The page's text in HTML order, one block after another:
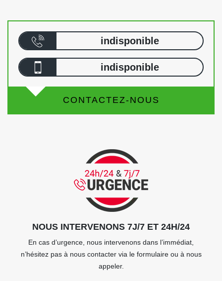
indisponible
indisponible
CONTACTEZ-NOUS
NOUS INTERVENONS 7J/7 ET 24H/24
En cas d’urgence, nous intervenons dans l’immédiat,
n’hésitez pas à nous contacter via le formulaire ou à nous
appeler.